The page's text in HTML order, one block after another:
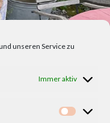
unseren Service zu
Immer aktiv